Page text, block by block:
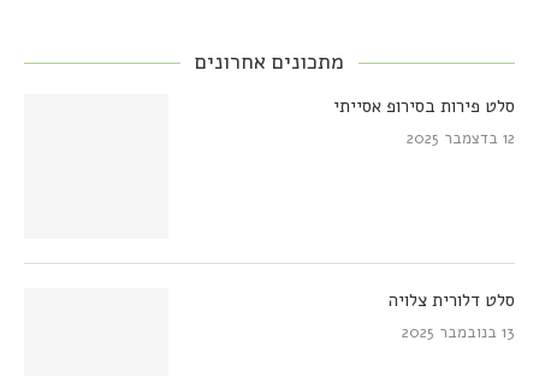
מתכונים אחרונים
סלט פירות בסירופ אסייתי
12 בדצמבר 2025
סלט דלורית צלויה
13 בנובמבר 2025